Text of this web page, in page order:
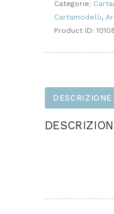
Categorie:
Cartamodelli,
Product ID:
DESCRIZIONE